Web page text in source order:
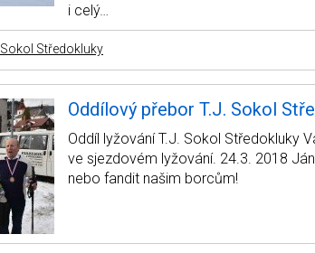
i celý…
Sokol Středokluky
Oddílový přebor T.J. Sokol
Oddíl lyžování T.J. Sokol Středokluky
ve sjezdovém lyžování. 24.3. 2018
nebo fandit našim borcům!